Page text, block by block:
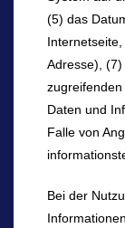
(5) das
Adresse),
Daten und
Falle von
Bei der